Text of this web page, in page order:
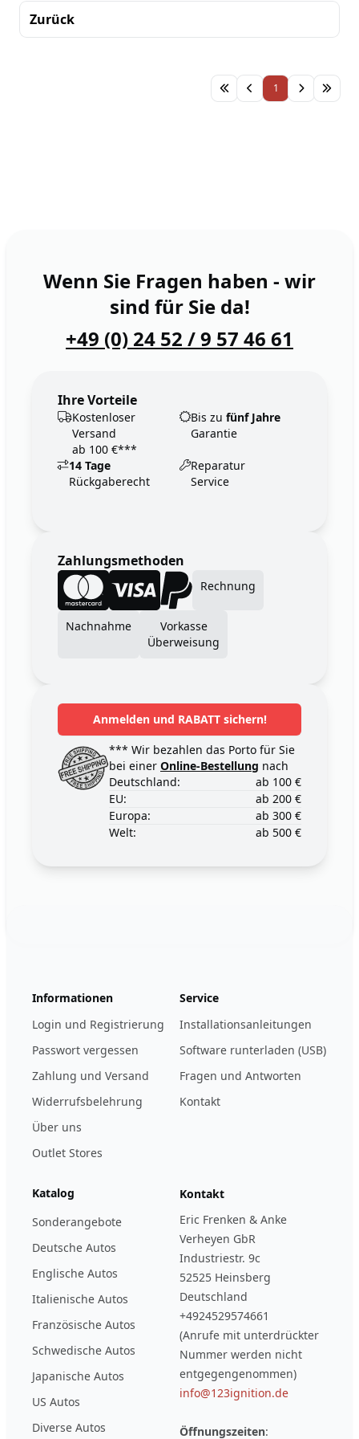
Zurück
1
Wenn Sie Fragen haben - wir
sind für Sie da!
+49 (0) 24 52 / 9 57 46 61
Ihre Vorteile
Kostenloser
Versand
ab 100 €***
Bis zu fünf Jahre
Garantie
14 Tage
Rückgaberecht
Reparatur
Service
Zahlungsmethoden
Rechnung
Nachnahme
Vorkasse
Überweisung
Anmelden und RABATT sichern!
*** Wir bezahlen das Porto für Sie
bei einer Online-Bestellung nach
Deutschland:
ab 100 €
EU:
ab 200 €
Europa:
ab 300 €
Welt:
ab 500 €
Informationen
Login und Registrierung
Passwort vergessen
Zahlung und Versand
Widerrufsbelehrung
Über uns
Outlet Stores
Service
Installationsanleitungen
Software runterladen (USB)
Fragen und Antworten
Kontakt
Katalog
Sonderangebote
Deutsche Autos
Englische Autos
Italienische Autos
Französische Autos
Schwedische Autos
Japanische Autos
US Autos
Diverse Autos
Kontakt
Eric Frenken & Anke
Verheyen GbR
Industriestr. 9c
52525 Heinsberg
Deutschland
+4924529574661
(Anrufe mit unterdrückter
Nummer werden nicht
entgegengenommen)
info@123ignition.de
Öffnungszeiten: